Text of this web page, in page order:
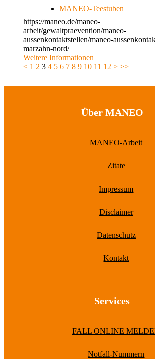
MANEO-Teestuben
https://maneo.de/maneo-
arbeit/gewaltpraevention/maneo-
aussenkontaktstellen/maneo-
marzahn-nord/
Weitere Informationen
< 1 2 3 4 5 6 7 8 9 10 11 12 > >>
Über MANEO
MANEO-Arbeit
Zitate
Impressum
Disclaimer
Datenschutz
Kontakt
Services
FALL ONLINE
Notfall-Nummern